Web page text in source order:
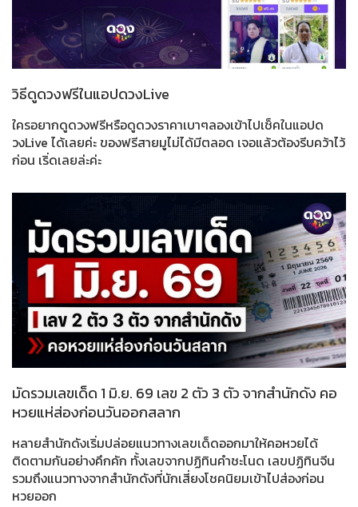
วิธีดูดวงฟรีในแอปดวงLive
ใครอยากดูดวงฟรีหรือดูดวงราคาเบาๆลองเข้าไปเช็คในแอปด
วงLive ได้เลยค่ะ ของฟรีสายมูไม่ได้มีตลอด เจอแล้วต้องรีบคว้าไว้
ก่อน เริ่ดเลยล่ะค่ะ
มัดรวมเลขเด็ด 1 มิ.ย. 69 เลข 2 ตัว 3 ตัว จากสำนักดัง คอ
หวยแห่ส่องก่อนวันออกสลาก
หลายสำนักดังเริ่มปล่อยแนวทางเลขเด็ดออกมาให้คอหวยได้
ติดตามกันอย่างคึกคัก ทั้งเลขจากปฏิทินคำชะโนด เลขปฏิทินจีน
รวมถึงแนวทางจากสำนักดังที่นักเสี่ยงโชคนิยมเข้าไปส่องก่อน
หวยออก